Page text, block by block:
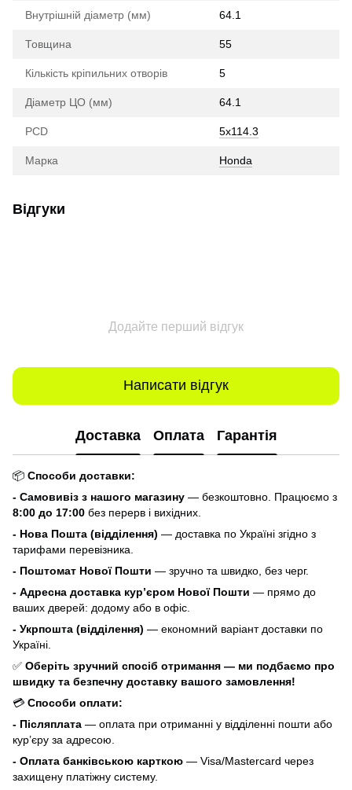
Внутрішній діаметр (мм) 64.1
Товщина 55
Кількість кріпильних отворів 5
Діаметр ЦО (мм) 64.1
PCD 5x114.3
Марка Honda
Відгуки
Додайте перший відгук
Написати відгук
Доставка Оплата Гарантія
📦 Способи доставки:
- Самовивіз з нашого магазину — безкоштовно. Працюємо з
8:00 до 17:00 без перерв і вихідних.
- Нова Пошта (відділення) — доставка по Україні згідно з
тарифами перевізника.
- Поштомат Нової Пошти — зручно та швидко, без черг.
- Адресна доставка кур’єром Нової Пошти — прямо до
ваших дверей: додому або в офіс.
- Укрпошта (відділення) — економний варіант доставки по
Україні.
✅ Оберіть зручний спосіб отримання — ми подбаємо про
швидку та безпечну доставку вашого замовлення!
💳 Способи оплати:
- Післяплата — оплата при отриманні у відділенні пошти або
кур’єру за адресою.
- Оплата банківською карткою — Visa/Mastercard через
захищену платіжну систему.